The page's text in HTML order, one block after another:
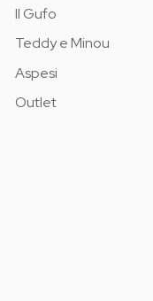
Il Gufo
Teddy e Minou
Aspesi
Outlet